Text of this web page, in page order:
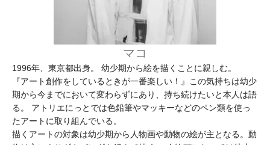
マコ
1996年、東京都出身。 幼少期から絵を描くことに親しむ。
『アート創作をしているときが一番楽しい！』この気持ちは幼少
期から今までにおいて変わらずにあり、持ち続けたいと本人は語
る。 アトリエにっとでは色鉛筆やマッキーなどのペン類を使っ
たアートに取り組んでいる。
描くアートの対象は幼少期から人物画や動物の絵が主となる。動